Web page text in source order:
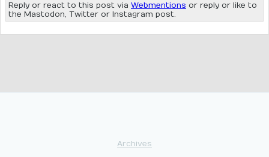
Reply or react to this post via Webmentions or reply or like to
the Mastodon, Twitter or Instagram post.
Archives